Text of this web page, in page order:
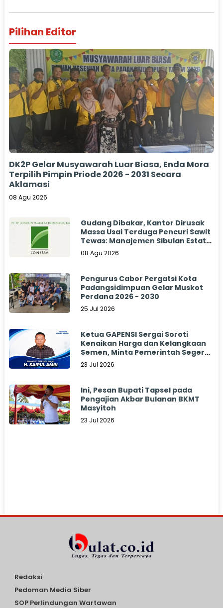
Pilihan Editor
DK2P Gelar Musyawarah Luar Biasa, Enda Mora
Terpilih Pimpin Priode 2026 - 2031 Secara
Aklamasi
08 Agu 2026
Gudang Dibakar, Kantor Dirusak
Massa Usai Terduga Pencuri Sawit
Tewas: Manajemen Sibulan Estate
Bungkam
08 Agu 2026
Pengurus Cabor Pergatsi Kota
Padangsidimpuan Gelar Muskot
Perdana 2026 - 2030
25 Jul 2026
Ketua GAPENSI Sergai Soroti
Kenaikan Harga dan Kelangkaan
Semen, Minta Pemerintah Segera
Bertindak
23 Jul 2026
Ini, Pesan Bupati Tapsel pada
Pengajian Akbar Bulanan BKMT
Masyitoh
23 Jul 2026
Redaksi
Pedoman Media Siber
SOP Perlindungan Wartawan